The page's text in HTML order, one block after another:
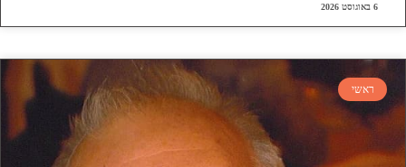
6 באוגוסט 2026
ראשי